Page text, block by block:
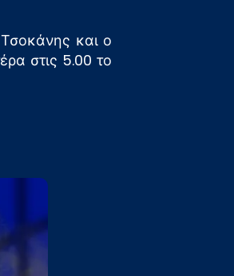
και ο
στις 5.00 το